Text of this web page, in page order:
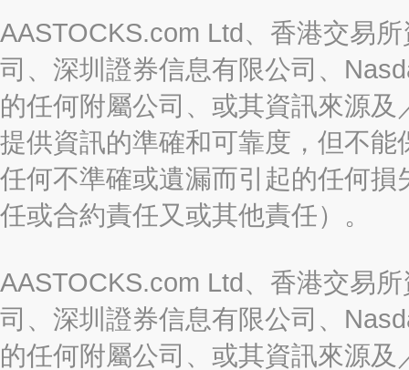
AASTOCKS.com Ltd、香港交易
司、深圳證券信息有限公司、
的任何附屬公司、或其資訊來源
提供資訊的準確和可靠度，但不
任何不準確或遺漏而引起的任何
任或合約責任又或其他責任）。
AASTOCKS.com Ltd、香港交易
司、深圳證券信息有限公司、
的任何附屬公司、或其資訊來源